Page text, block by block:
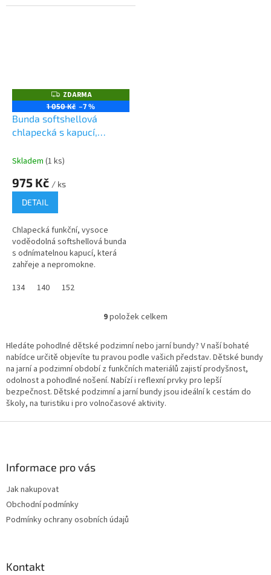
Z
D
A
R
A
ZDARMA
1 050 Kč –7 %
Bunda softshellová
chlapecká s kapucí,
Skladem (1 ks)
975 Kč / ks
DETAIL
Chlapecká funkční, vysoce
voděodolná softshellová bunda
s odnímatelnou kapucí, která
zahřeje a nepromokne.
134
140 152
O
l
á
d
a
c
í
r
9položek celkem
Hledáte pohodlné dětské podzimní nebo jarní bundy? V naší bohaté
nabídce určitě objevíte tu pravou podle vašich představ. Dětské bundy
na jarní a podzimní období z funkčních materiálů zajistí prodyšnost,
odolnost a pohodlné nošení. Nabízí i reflexní prvky pro lepší
bezpečnost. Dětské podzimní a jarní bundy jsou ideální k cestám do
školy, na turistiku i pro volnočasové aktivity.
Informace pro vás
Jak nakupovat
Obchodní podmínky
Podmínky ochrany osobních údajů
Kontakt